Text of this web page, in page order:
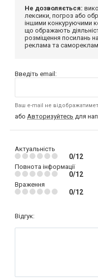
Не дозволяється:
лексики, погроз або
іншими конкуруючими
що ображають
розміщення посилань
реклама та
Введіть email:
Ваш e-mail не
або Авторизуйтесь для
Актуальність
0/12
Повнота інформації
0/12
Враження
0/12
Відгук: